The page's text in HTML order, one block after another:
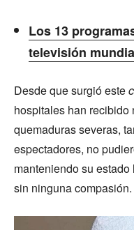
Los 13
televisión
Desde que surgió este
hospitales han recibido
quemaduras severas,
espectadores, no
manteniendo su
sin ninguna compasión.